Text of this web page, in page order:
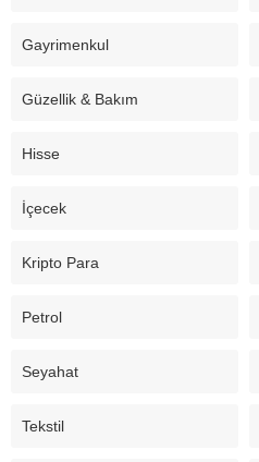
Gayrimenkul
Güzellik & Bakım
Hisse
İçecek
Kripto Para
Petrol
Seyahat
Tekstil